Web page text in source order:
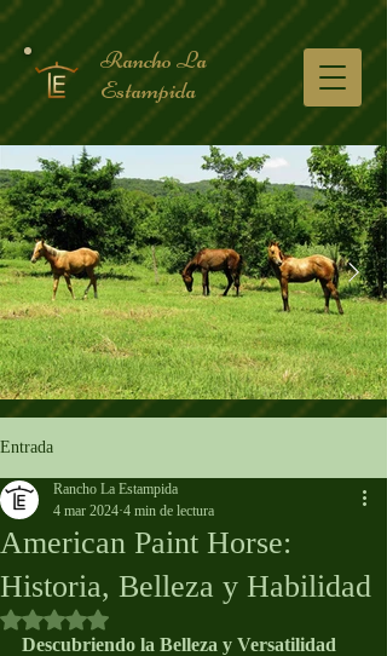
Rancho La
Estampida
Entrada
American Paint Horse:
Historia, Belleza y Habilidad
Rancho La Estampida
4 mar 2024 4 min de lectura
Obtuvo NaN de 5 estrellas.
Descubriendo la Belleza y Versatilidad